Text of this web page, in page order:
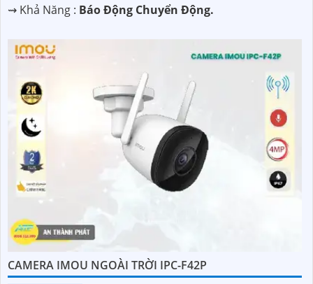
️⇝ Khả Năng : Báo Động Chuyển Động.
CAMERA IMOU NGOÀI TRỜI IPC-F42P